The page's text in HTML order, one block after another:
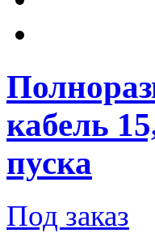
кабель
пуска
Под заказ